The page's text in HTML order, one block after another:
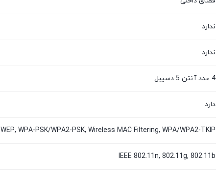
ندارد
ندارد
4 عدد آنتن 5 دسیبل
دارد
WEP, WPA-PSK/WPA2-PSK, Wireless MAC Filtering, WPA/WPA2-TKIP
IEEE 802.11n, 802.11g, 802.11b